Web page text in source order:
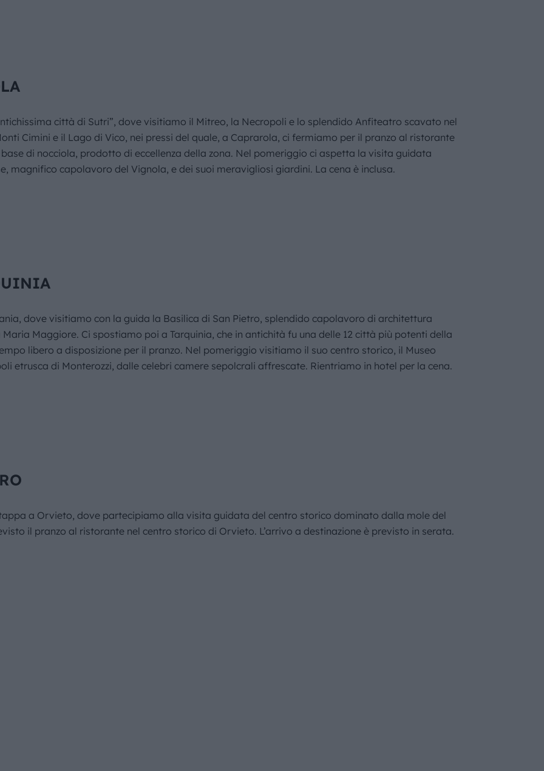
città di Sutri”, dove visitiamo il Mitreo, la Necropoli e lo splendido Anfiteatro scavato nel
Cimini e il Lago di Vico, nei pressi del quale, a Caprarola, ci fermiamo per il pranzo al ristorante
di nocciola, prodotto di eccellenza della zona. Nel pomeriggio ci aspetta la visita guidata
magnifico capolavoro del Vignola, e dei suoi meravigliosi giardini. La cena è inclusa.
dove visitiamo con la guida la Basilica di San Pietro, splendido capolavoro di architettura
Maggiore. Ci spostiamo poi a Tarquinia, che in antichità fu una delle 12 città più potenti della
libero a disposizione per il pranzo. Nel pomeriggio visitiamo il suo centro storico, il Museo
etrusca di Monterozzi, dalle celebri camere sepolcrali affrescate. Rientriamo in hotel per la cena.
a Orvieto, dove partecipiamo alla visita guidata del centro storico dominato dalla mole del
il pranzo al ristorante nel centro storico di Orvieto. L’arrivo a destinazione è previsto in serata.